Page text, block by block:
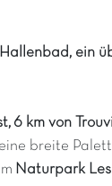
ein
km von
eine breite
Naturpark